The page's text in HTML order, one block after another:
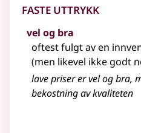
Faste uttrykk
vel og bra
oftest fulgt av en
(men likevel ikke godt
lave priser er vel og bra,
bekostning av kvaliteten